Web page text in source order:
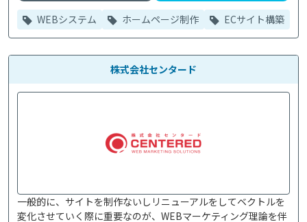
WEBシステム ホームページ制作 ECサイト構築
株式会社センタード
一般的に、サイトを制作ないしリニューアルをしてベクトルを
変化させていく際に重要なのが、WEBマーケティング理論を伴